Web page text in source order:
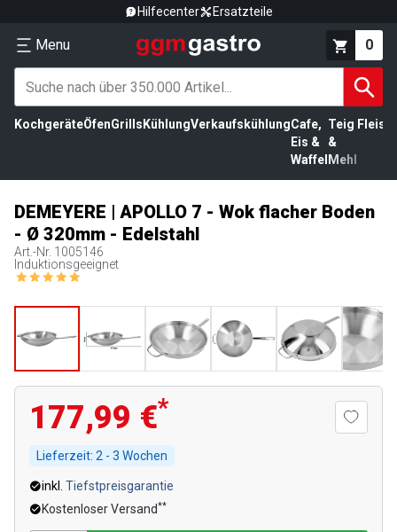
Hilfecenter Ersatzteile
Menu 0
KochgeräteÖfenGrills KühlungVerkaufskühlungCafe,
Eis &
Waffel
Teig
&
Mehl
DEMEYERE | APOLLO 7 - Wok flacher Boden
- Ø 320mm - Edelstahl
Art.-Nr. 1005146
Induktionsgeeignet
177,99 €*
Lieferzeit: 2 - 3 Wochen
inkl. Tiefstpreisgarantie
Kostenloser Versand**